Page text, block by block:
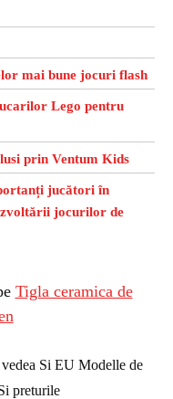
mai bune jocuri flash
Lego pentru
prin Ventum Kids
jucători în
jocurilor de
Tigla ceramica de
Si EU Modelle de
preturile